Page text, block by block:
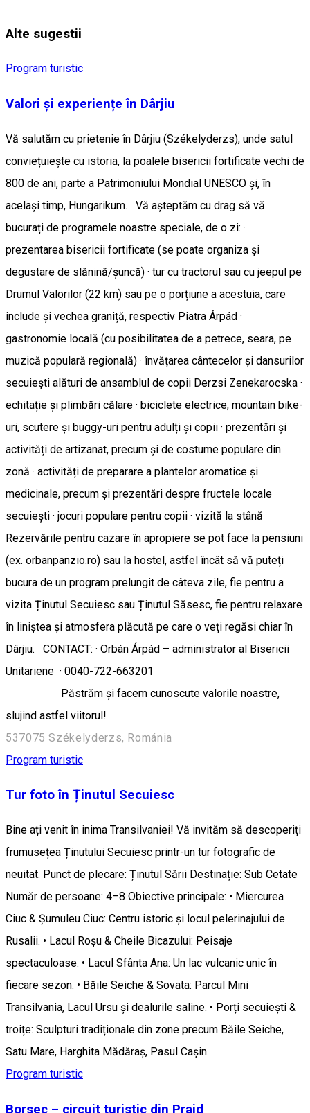
Alte sugestii
Program turistic
Valori și experiențe în Dârjiu
Vă salutăm cu prietenie în Dârjiu (Székelyderzs), unde satul
conviețuiește cu istoria, la poalele bisericii fortificate vechi de
800 de ani, parte a Patrimoniului Mondial UNESCO și, în
același timp, Hungarikum. Vă așteptăm cu drag să vă
bucurați de programele noastre speciale, de o zi: ·
prezentarea bisericii fortificate (se poate organiza și
degustare de slănină/șuncă) · tur cu tractorul sau cu jeepul pe
Drumul Valorilor (22 km) sau pe o porțiune a acestuia, care
include și vechea graniță, respectiv Piatra Árpád ·
gastronomie locală (cu posibilitatea de a petrece, seara, pe
muzică populară regională) · învățarea cântecelor și dansurilor
secuiești alături de ansamblul de copii Derzsi Zenekarocska ·
echitație și plimbări călare · biciclete electrice, mountain bike-
uri, scutere și buggy-uri pentru adulți și copii · prezentări și
activități de artizanat, precum și de costume populare din
zonă · activități de preparare a plantelor aromatice și
medicinale, precum și prezentări despre fructele locale
secuiești · jocuri populare pentru copii · vizită la stână
Rezervările pentru cazare în apropiere se pot face la pensiuni
(ex. orbanpanzio.ro) sau la hostel, astfel încât să vă puteți
bucura de un program prelungit de câteva zile, fie pentru a
vizita Ținutul Secuiesc sau Ținutul Săsesc, fie pentru relaxare
în liniștea și atmosfera plăcută pe care o veți regăsi chiar în
Dârjiu. CONTACT: · Orbán Árpád – administrator al Bisericii
Unitariene · 0040-722-663201
Păstrăm și facem cunoscute valorile noastre,
slujind astfel viitorul!
537075 Székelyderzs, Románia
Program turistic
Tur foto în Ținutul Secuiesc
Bine ați venit în inima Transilvaniei! Vă invităm să descoperiți
frumusețea Ținutului Secuiesc printr-un tur fotografic de
neuitat. Punct de plecare: Ținutul Sării Destinație: Sub Cetate
Număr de persoane: 4–8 Obiective principale: • Miercurea
Ciuc & Șumuleu Ciuc: Centru istoric și locul pelerinajului de
Rusalii. • Lacul Roșu & Cheile Bicazului: Peisaje
spectaculoase. • Lacul Sfânta Ana: Un lac vulcanic unic în
fiecare sezon. • Băile Seiche & Sovata: Parcul Mini
Transilvania, Lacul Ursu și dealurile saline. • Porți secuiești &
troițe: Sculpturi tradiționale din zone precum Băile Seiche,
Satu Mare, Harghita Mădăraș, Pasul Caşin.
Program turistic
Borsec – circuit turistic din Praid